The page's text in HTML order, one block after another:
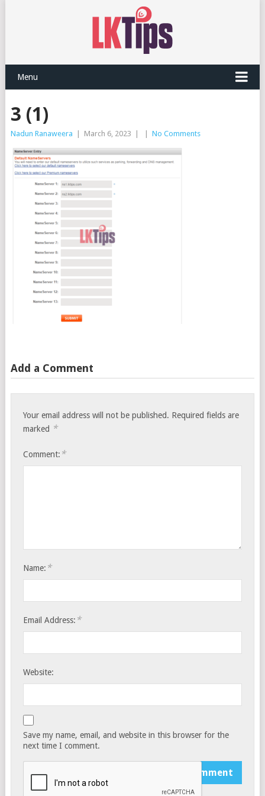
Menu
3 (1)
Nadun Ranaweera March 6, 2023 No Comments
Add a Comment
Your email address will not be published. Required fields are
marked *
Comment: *
Name: *
Email Address: *
Website:
Save my name, email, and website in this browser for the
next time I comment.